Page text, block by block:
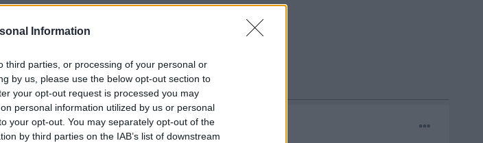
Information
third parties, or processing of your personal or
by us, please use the below opt-out section to
your opt-out request is processed you may
personal information utilized by us or personal
your opt-out. You may separately opt-out of the
by third parties on the IAB’s list of downstream